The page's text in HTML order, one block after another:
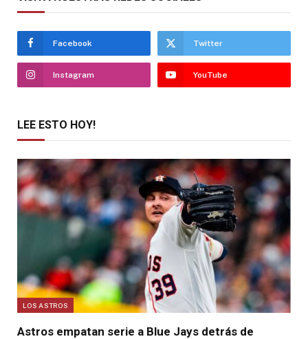
Facebook Twitter
Instagram YouTube
LEE ESTO HOY!
LOS ASTROS
Astros empatan serie a Blue Jays detrás de